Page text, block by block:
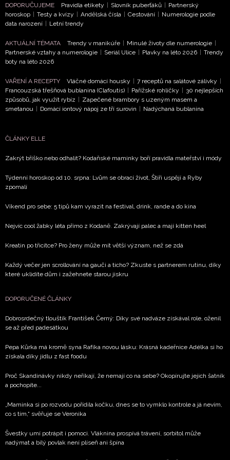
DOPORUČUJEME Pravidla etikety | Slovník puberťáků | Partnerský
horoskop | Testy a kvízy | Andělská čísla | Cestování | Numerologie podle
data narození | Letní trendy
AKTUÁLNÍ TÉMATA Trendy v manikúře | Minulé životy dle numerologie |
Partnerské vztahy a numerologie | Seriál Ulice | Plavky na léto 2026 | Trendy
boty na léto 2026
VAŘENÍ A RECEPTY Vláčné domácí housky | 7 receptů na salátové zálivky |
Francouzská třešňová bublanina (Clafoutis) | Pařížské rohlíčky | 30 nejlepších
způsobů, jak využít rybíz | Zapečené brambory s uzeným masem a
smetanou | Domácí iontový nápoj ze tří surovin | Nadýchaná bublanina
ČLÁNKY ELLE
Zakrýt bříško nebo odhalit? Kodaňské maminky boří pravidla mateřství i módy
Týdenní horoskop od 10. srpna: Lvům se obrací život, Štíři uspějí a Ryby
zpomalí
Víkend pro sebe: 5 tipů kam vyrazit na festival, drink, rande a do kina
Nejvíc cool žabky léta přímo z Kodaně. Zakrývají palec a mají kitten heel
Kreatin po třicítce? Pro ženy může mít větší význam, než se zdá
Každý večer jen scrollování na gauči a ticho? Zkuste s partnerem rutinu, díky
které uklidíte dům i zažehnete starou jiskru
DOPORUČENÉ ČLÁNKY
Dobrosrdečný tlouštík František Černý: Díky své nadváze získával role, oženil
se až před padesátkou
Pepa Kůrka má kromě syna Rafíka novou lásku: Krásná kadeřnice Adélka si ho
získala díky jídlu z fast foodu
Proč Skandinávky nikdy neříkají, že nemají co na sebe? Okopírujte jejich šatník
a pochopíte...
„Maminka si po rozvodu pořídila kočku, dnes se to vymklo kontrole a já nevím,
co s tím,“ svěřuje se Veronika
Švestky umí potrápit i pomoci. Vláknina prospívá trávení, sorbitol může
nadýmat a bílý povlak není plíseň ani špína